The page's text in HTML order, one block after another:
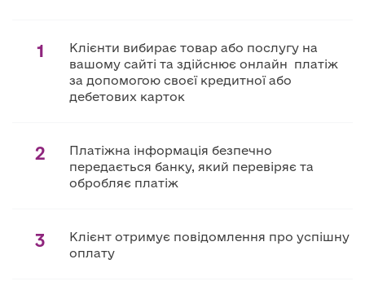
1
Клієнти вибирає товар або послугу на
вашому сайті та здійснює онлайн платіж
за допомогою своєї кредитної або
дебетових карток
2
Платіжна інформація безпечно
передається банку, який перевіряє та
обробляє платіж
3
Клієнт отримує повідомлення про успішну
оплату